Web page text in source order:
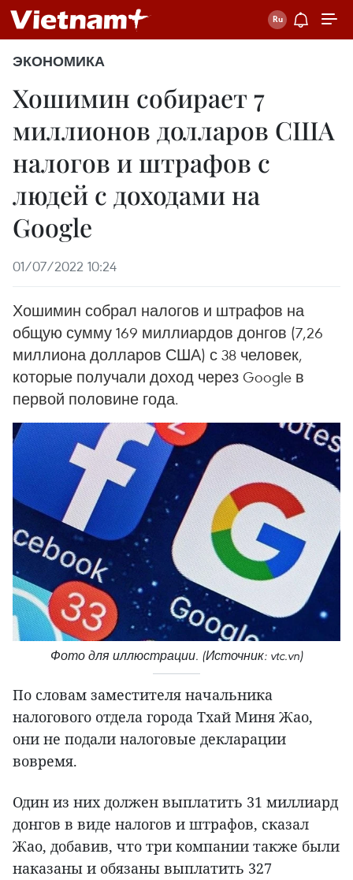
ЭКОНОМИКА
Хошимин собирает 7
миллионов долларов США
налогов и штрафов с
людей с доходами на
Google
01/07/2022 10:24
Хошимин собрал налогов и штрафов на
общую сумму 169 миллиардов донгов (7,26
миллиона долларов США) с 38 человек,
которые получали доход через Google в
первой половине года.
Фото для иллюстрации. (Источник: vtc.vn)
По словам заместителя начальника
налогового отдела города Тхай Миня Жао,
они не подали налоговые декларации
вовремя.
Один из них должен выплатить 31 миллиард
донгов в виде налогов и штрафов, сказал
Жао, добавив, что три компании также были
наказаны и обязаны выплатить 327